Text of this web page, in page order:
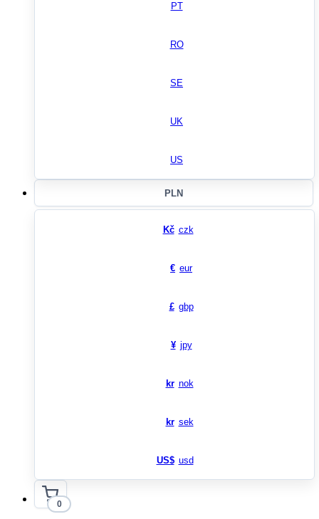
PT
RO
SE
UK
US
PLN
Kč czk
€ eur
£ gbp
¥ jpy
kr nok
kr sek
US$ usd
0